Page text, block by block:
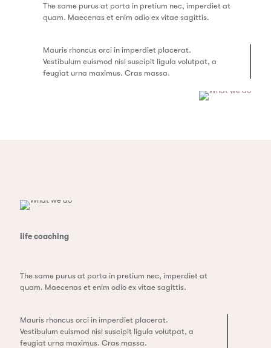
The same purus at porta in pretium nec, imperdiet at
quam. Maecenas et enim odio ex vitae sagittis.
Mauris rhoncus orci in imperdiet placerat.
Vestibulum euismod nisl suscipit ligula volutpat, a
feugiat urna maximus. Cras massa.
life coaching
The same purus at porta in pretium nec, imperdiet at
quam. Maecenas et enim odio ex vitae sagittis.
Mauris rhoncus orci in imperdiet placerat.
Vestibulum euismod nisl suscipit ligula volutpat, a
feugiat urna maximus. Cras massa.